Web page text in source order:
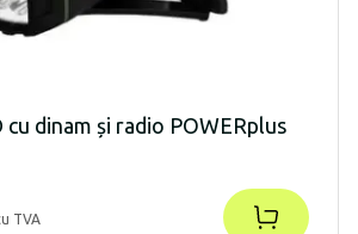
cu dinam și radio POWERplus
TVA